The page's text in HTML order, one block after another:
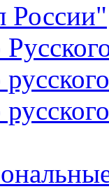
России"